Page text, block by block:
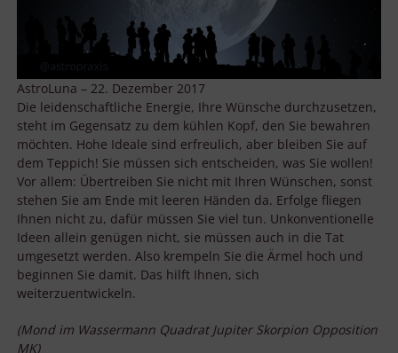
AstroLuna – 22. Dezember 2017
Die leidenschaftliche Energie, Ihre Wünsche durchzusetzen,
steht im Gegensatz zu dem kühlen Kopf, den Sie bewahren
möchten. Hohe Ideale sind erfreulich, aber bleiben Sie auf
dem Teppich! Sie müssen sich entscheiden, was Sie wollen!
Vor allem: Übertreiben Sie nicht mit Ihren Wünschen, sonst
stehen Sie am Ende mit leeren Händen da. Erfolge fliegen
Ihnen nicht zu, dafür müssen Sie viel tun. Unkonventionelle
Ideen allein genügen nicht, sie müssen auch in die Tat
umgesetzt werden. Also krempeln Sie die Ärmel hoch und
beginnen Sie damit. Das hilft Ihnen, sich
weiterzuentwickeln.
(Mond im Wassermann Quadrat Jupiter Skorpion Opposition
MK)